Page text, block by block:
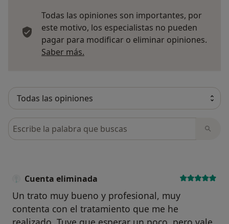
Todas las opiniones son importantes, por
este motivo, los especialistas no pueden
pagar para modificar o eliminar opiniones.
Saber más.
Busca en opiniones
Cuenta eliminada
Un trato muy bueno y profesional, muy
contenta con el tratamiento que me he